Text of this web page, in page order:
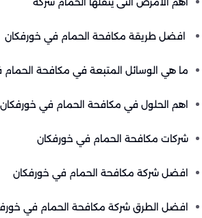
افضل طريقة مكافحة الحمام في خورفكان
ما هي الوسائل المتبعة في مكافحة
اهم الحلول في مكافحة الحمام في خورفكان
شركات مكافحة الحمام في خورفكان
افضل شركة مكافحة الحمام في خورفكان
افضل الطرق شركة مكافحة الحمام في